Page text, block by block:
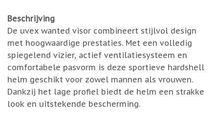
Beschrijving
De uvex wanted visor combineert stijlvol design
met hoogwaardige prestaties. Met een volledig
spiegelend vizier, actief ventilatiesysteem en
comfortabele pasvorm is deze sportieve hardshell
helm geschikt voor zowel mannen als vrouwen.
Dankzij het lage profiel biedt de helm een strakke
look en uitstekende bescherming.